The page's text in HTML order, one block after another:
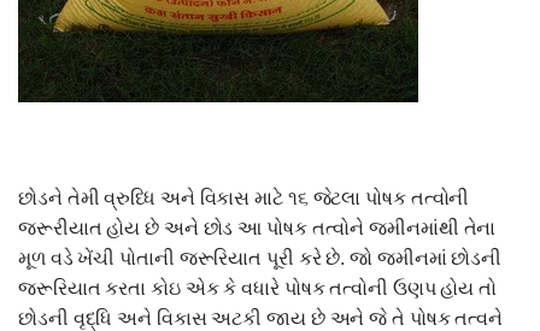
છોડને તેમી વ્રુધ્ધિ અને વિકાસ માટે ૧૬ જેટલા પોષક તત્વોની
જરૂરીયાત હોય છે અને છોડ આ પોષક તત્વોને જમીનમાંથી તેના
મૂળ વડે ખેંચી પોતાની જરૂરિયાત પૂરી કરે છે. જો જમીનમાં છોડની
જરૂરિયાત કરતા કોઇ એક કે વધારે પોષક તત્વોની ઉણપ હોય તો
છોડની વૃદ્ધિ અને વિકાસ અટકી જાય છે અને જે તે પોષક તત્વને